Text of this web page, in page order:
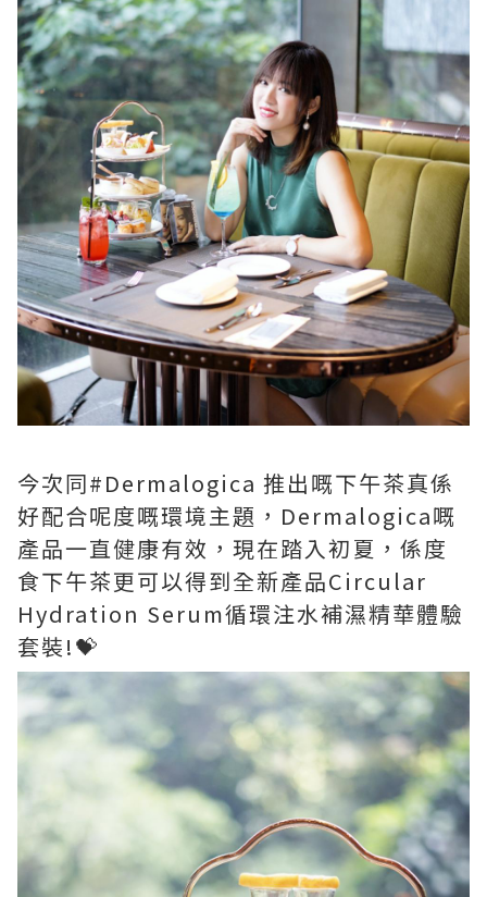
今次同#Dermalogica 推出嘅下午茶真係
好配合呢度嘅環境主題，Dermalogica嘅
產品一直健康有效，現在踏入初夏，係度
食下午茶更可以得到全新產品Circular
Hydration Serum循環注水補濕精華體驗
套裝!💝